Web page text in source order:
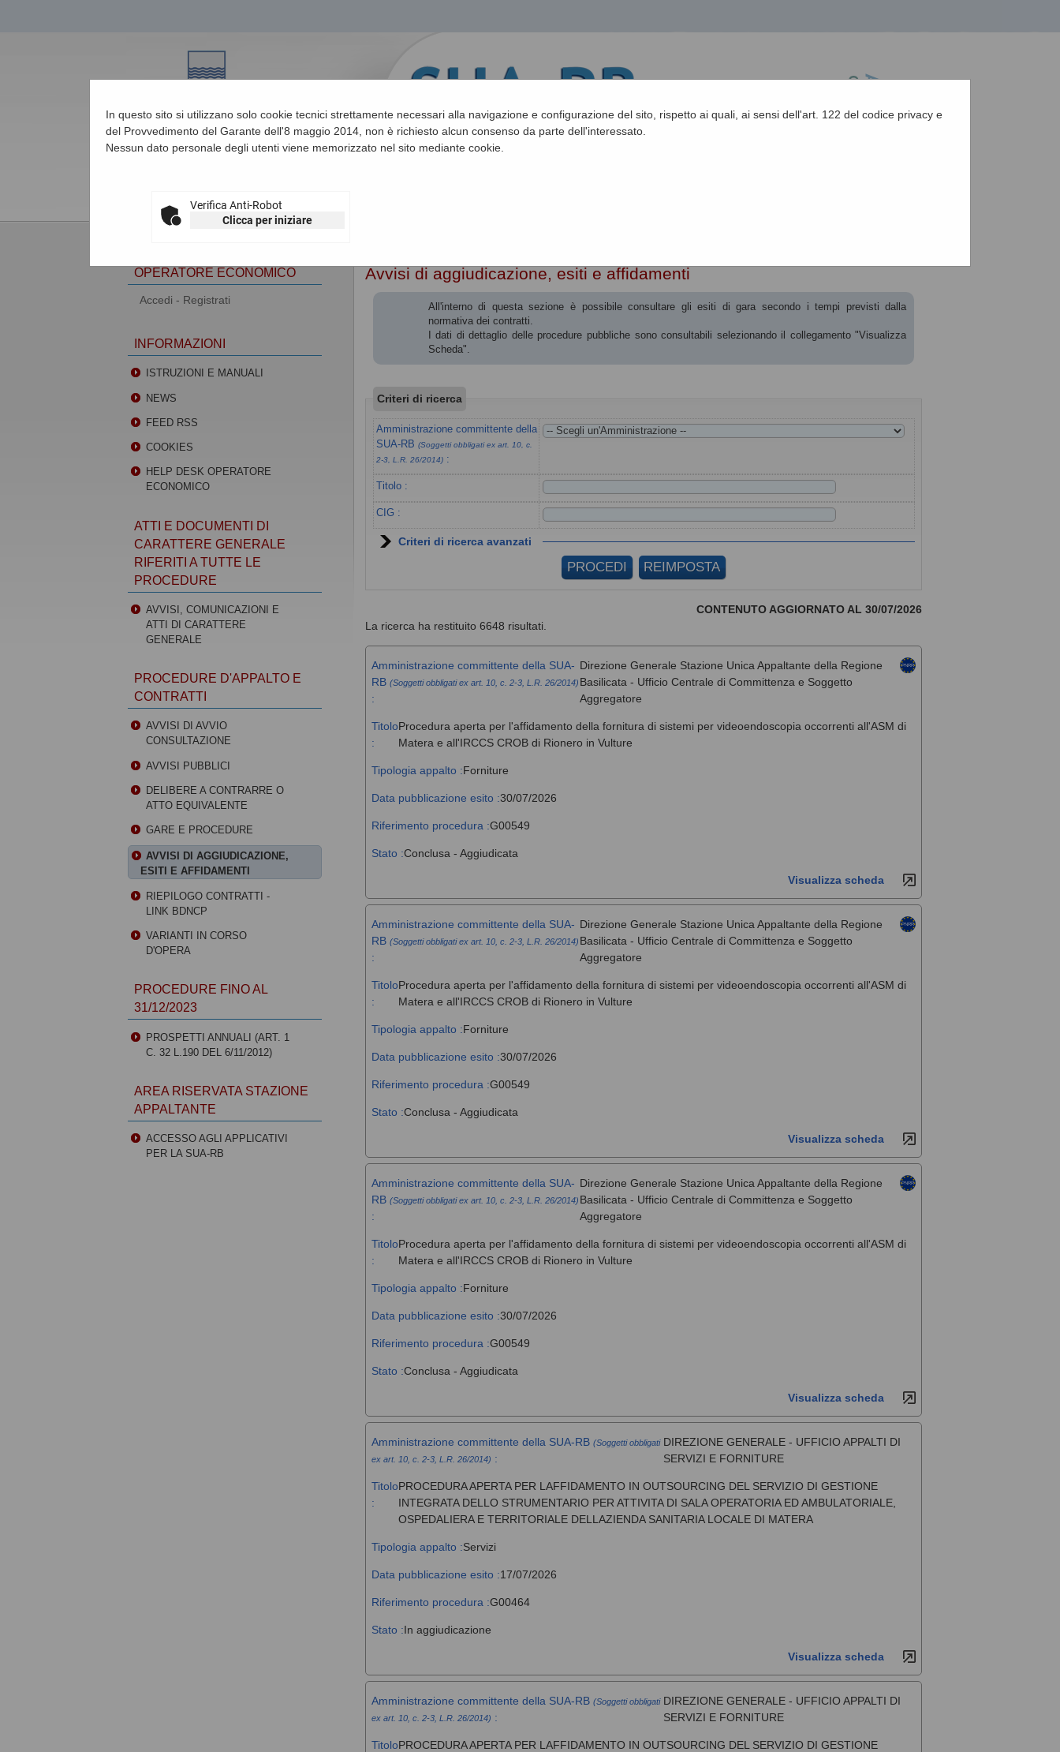
In questo sito si utilizzano solo cookie tecnici strettamente necessari alla navigazione e configurazione del sito, rispetto ai quali, ai sensi dell'art. 122 del codice privacy e
del Provvedimento del Garante dell'8 maggio 2014, non è richiesto alcun consenso da parte dell'interessato.
Nessun dato personale degli utenti viene memorizzato nel sito mediante cookie.
Verifica Anti-Robot
Clicca per iniziare
Avvisi di aggiudicazione, esiti e affidamenti
All'interno di questa sezione è possibile consultare gli esiti di gara secondo i tempi previsti dalla
normativa dei contratti.
I dati di dettaglio delle procedure pubbliche sono consultabili selezionando il collegamento "Visualizza
Scheda".
Criteri di ricerca
Amministrazione committente della
SUA-RB(Soggetti obbligati ex art. 10, c.
2-3, L.R. 26/2014) :
Titolo :
CIG :
Criteri di ricerca avanzati
CONTENUTO AGGIORNATO AL 30/07/2026
La ricerca ha restituito 6648 risultati.
Amministrazione committente della SUA-
RB (Soggetti obbligati ex art. 10, c. 2-3, L.R. 26/2014)
:
Direzione Generale Stazione Unica Appaltante della Regione
Basilicata - Ufficio Centrale di Committenza e Soggetto
Aggregatore
Titolo
:
Procedura aperta per l'affidamento della fornitura di sistemi per videoendoscopia occorrenti all'ASM di
Matera e all'IRCCS CROB di Rionero in Vulture
Tipologia appalto :Forniture
Data pubblicazione esito :30/07/2026
Riferimento procedura :G00549
Stato :Conclusa - Aggiudicata
Visualizza scheda
Amministrazione committente della SUA-
RB (Soggetti obbligati ex art. 10, c. 2-3, L.R. 26/2014)
:
Direzione Generale Stazione Unica Appaltante della Regione
Basilicata - Ufficio Centrale di Committenza e Soggetto
Aggregatore
Titolo
:
Procedura aperta per l'affidamento della fornitura di sistemi per videoendoscopia occorrenti all'ASM di
Matera e all'IRCCS CROB di Rionero in Vulture
Tipologia appalto :Forniture
Data pubblicazione esito :30/07/2026
Riferimento procedura :G00549
Stato :Conclusa - Aggiudicata
Visualizza scheda
Amministrazione committente della SUA-
RB (Soggetti obbligati ex art. 10, c. 2-3, L.R. 26/2014)
:
Direzione Generale Stazione Unica Appaltante della Regione
Basilicata - Ufficio Centrale di Committenza e Soggetto
Aggregatore
Titolo
:
Procedura aperta per l'affidamento della fornitura di sistemi per videoendoscopia occorrenti all'ASM di
Matera e all'IRCCS CROB di Rionero in Vulture
Tipologia appalto :Forniture
Data pubblicazione esito :30/07/2026
Riferimento procedura :G00549
Stato :Conclusa - Aggiudicata
Visualizza scheda
Amministrazione committente della SUA-RB (Soggetti obbligati
ex art. 10, c. 2-3, L.R. 26/2014) :
DIREZIONE GENERALE - UFFICIO APPALTI DI
SERVIZI E FORNITURE
Titolo
:
PROCEDURA APERTA PER LAFFIDAMENTO IN OUTSOURCING DEL SERVIZIO DI GESTIONE
INTEGRATA DELLO STRUMENTARIO PER ATTIVITA DI SALA OPERATORIA ED AMBULATORIALE,
OSPEDALIERA E TERRITORIALE DELLAZIENDA SANITARIA LOCALE DI MATERA
Tipologia appalto :Servizi
Data pubblicazione esito :17/07/2026
Riferimento procedura :G00464
Stato :In aggiudicazione
Visualizza scheda
Amministrazione committente della SUA-RB (Soggetti obbligati
ex art. 10, c. 2-3, L.R. 26/2014) :
DIREZIONE GENERALE - UFFICIO APPALTI DI
SERVIZI E FORNITURE
TitoloPROCEDURA APERTA PER LAFFIDAMENTO IN OUTSOURCING DEL SERVIZIO DI GESTIONE
OPERATORE ECONOMICO
Accedi - Registrati
INFORMAZIONI
ISTRUZIONI E MANUALI
NEWS
FEED RSS
COOKIES
HELP DESK OPERATORE
ECONOMICO
ATTI E DOCUMENTI DI
CARATTERE GENERALE
RIFERITI A TUTTE LE
PROCEDURE
AVVISI, COMUNICAZIONI E
ATTI DI CARATTERE
GENERALE
PROCEDURE D'APPALTO E
CONTRATTI
AVVISI DI AVVIO
CONSULTAZIONE
AVVISI PUBBLICI
DELIBERE A CONTRARRE O
ATTO EQUIVALENTE
GARE E PROCEDURE
AVVISI DI AGGIUDICAZIONE,
ESITI E AFFIDAMENTI
RIEPILOGO CONTRATTI -
LINK BDNCP
VARIANTI IN CORSO
D'OPERA
PROCEDURE FINO AL
31/12/2023
PROSPETTI ANNUALI (ART. 1
C. 32 L.190 DEL 6/11/2012)
AREA RISERVATA STAZIONE
APPALTANTE
ACCESSO AGLI APPLICATIVI
PER LA SUA-RB